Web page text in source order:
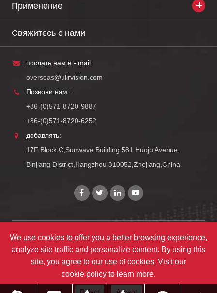
Применение
Свяжитесь с нами
послать нам e - mail:
overseas@ulirvision.com
Позвони нам.:
+86-(0)571-8720-9887
+86-(0)571-8720-6252
добавлять:
17F Block C,Sunwave Building,581 Huoju Avenue,
Binjiang District,Hangzhou 310052,Zhejiang,China
Copyright© Zhejiang ULIRVISION Technology Co., Ltd.Все
права защищены.
карта сайта | политика уединения
We use cookies to offer you a better browsing experience,
analyze site traffic and personalize content. By using this
site, you agree to our use of cookies. Visit our
cookie policy to learn more.